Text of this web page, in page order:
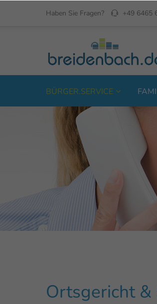
Haben Sie Fragen? +49 6465
BÜRGER.SERVICE
Ortsgericht &